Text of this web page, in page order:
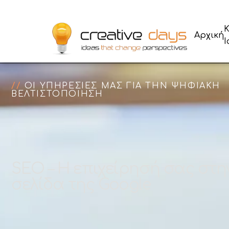
Αρχική
Αρχική
//ΟΙ ΥΠΗΡΕΣΙΕΣ ΜΑΣ ΓΙΑ ΤΗΝ ΨΗΦΙΑΚΗ
ΒΕΛΤΙΣΤΟΠΟΙΗΣΗ